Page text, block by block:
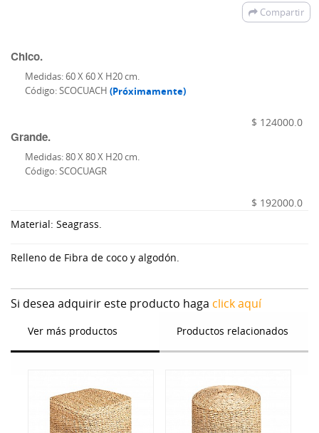
Compartir
Chico.
Medidas: 60 X 60 X H20 cm.
Código: SCOCUACH (Próximamente)
$ 124000.0
Grande.
Medidas: 80 X 80 X H20 cm.
Código: SCOCUAGR
$ 192000.0
Material: Seagrass.
Relleno de Fibra de coco y algodón.
Si desea adquirir este producto haga click aquí
Ver más productos Productos relacionados